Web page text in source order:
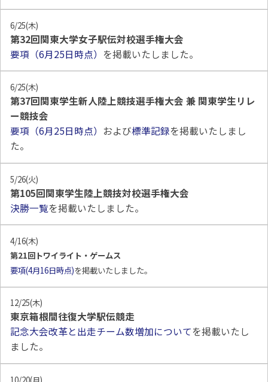
6/25(木)
第32回関東大学女子駅伝対校選手権大会
要項（6月25日時点） を掲載いたしました。
6/25(木)
第37回関東学生新人陸上競技選手権大会 兼 関東学生リレ
ー競技会
要項（6月25日時点） および標準記録を掲載いたしまし
た。
5/26(火)
第105回関東学生陸上競技対校選手権大会
決勝一覧を掲載いたしました。
4/16(木)
第21回トワイライト・ゲームス
要項(4月16日時点)を掲載いたしました。
12/25(木)
東京箱根間往復大学駅伝競走
記念大会改革と出走チーム数増加についてを掲載いたし
ました。
10/20(月)